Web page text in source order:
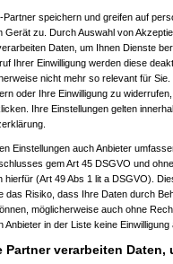
-Partner speichern und greifen auf
Gerät zu. Durch Auswahl von
Daten, um Ihnen Dienste
Ihrer Einwilligung werden diese
nicht mehr so relevant für
oder Ihre Einwilligung zu
Ihre Einstellungen gelten
Einstellungen auch Anbieter
gem Art 45 DSGVO und
hierfür (Art 49 Abs 1 lit a DSGVO).
das Risiko, dass Ihre Daten durch
möglicherweise auch ohne
Anbieter in der Liste keine Einwilligung
Partner verarbeiten